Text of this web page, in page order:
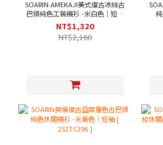
SOARIN AMEKAJI美式復古冰絲古
巴領純色工裝襯衫 -米白色｜短袖
[ 252TC397 ]
NT$1,320
NT$2,160